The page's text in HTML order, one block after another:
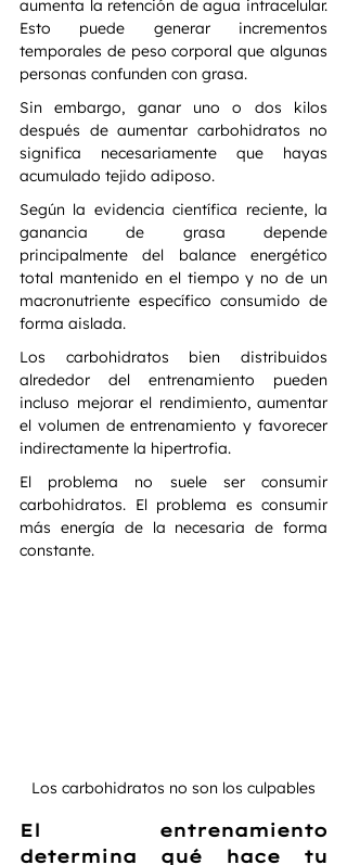
aumenta la retención de agua intracelular.
Esto puede generar incrementos
temporales de peso corporal que algunas
personas confunden con grasa.
Sin embargo, ganar uno o dos kilos
después de aumentar carbohidratos no
significa necesariamente que hayas
acumulado tejido adiposo.
Según la evidencia científica reciente, la
ganancia de grasa depende
principalmente del balance energético
total mantenido en el tiempo y no de un
macronutriente específico consumido de
forma aislada.
Los carbohidratos bien distribuidos
alrededor del entrenamiento pueden
incluso mejorar el rendimiento, aumentar
el volumen de entrenamiento y favorecer
indirectamente la hipertrofia.
El problema no suele ser consumir
carbohidratos. El problema es consumir
más energía de la necesaria de forma
constante.
Los carbohidratos no son los culpables
El entrenamiento
determina qué hace tu